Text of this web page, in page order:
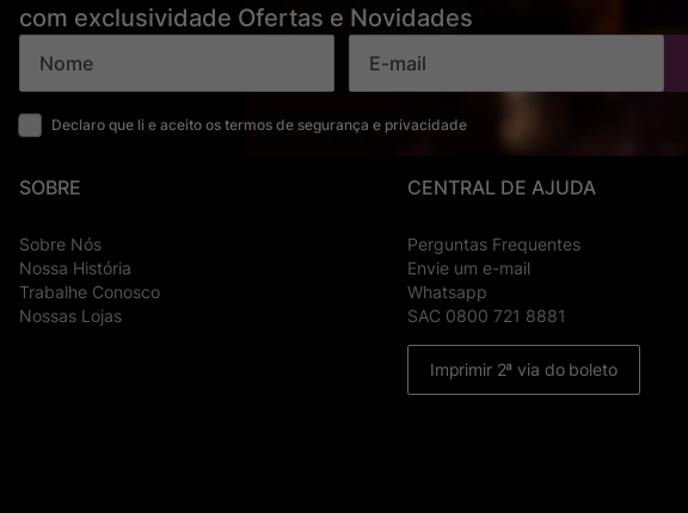
com exclusividade Ofertas e Novidades
Declaro que li e aceito os termos de segurança e privacidade
SOBRE
Sobre Nós
Nossa História
Trabalhe Conosco
Nossas Lojas
CENTRAL DE AJUDA
Perguntas Frequentes
Envie um e-mail
Whatsapp
SAC 0800 721 8881
Imprimir 2ª via do boleto